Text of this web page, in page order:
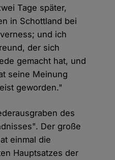
Tage später,
in Schottland bei
und ich
der sich
gemacht hat, und
seine Meinung
geworden."
des
Der große
einmal die
Hauptsatzes der